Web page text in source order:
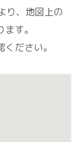
り、地図上の
す。
ださい。